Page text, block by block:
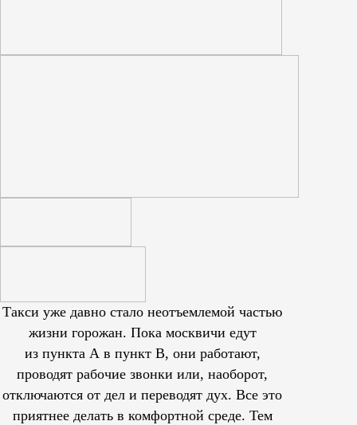
Такси уже давно стало неотъемлемой частью
жизни горожан. Пока москвичи едут
из пункта А в пункт В, они работают,
проводят рабочие звонки или, наоборот,
отключаются от дел и переводят дух. Все это
приятнее делать в комфортной среде. Тем